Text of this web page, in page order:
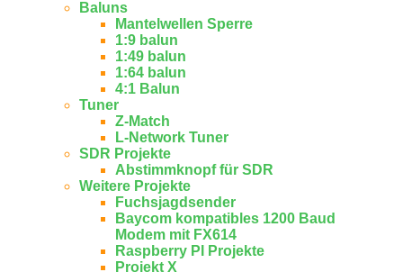
Baluns
Mantelwellen Sperre
1:9 balun
1:49 balun
1:64 balun
4:1 Balun
Tuner
Z-Match
L-Network Tuner
SDR Projekte
Abstimmknopf für SDR
Weitere Projekte
Fuchsjagdsender
Baycom kompatibles 1200 Baud
Modem mit FX614
Raspberry PI Projekte
Projekt X